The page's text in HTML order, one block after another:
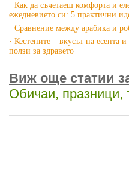
· Как да съчетаеш комфорта и
ежедневието си: 5 практични
· Сравнение между арабика и
· Кестените – вкусът на есента
ползи за здравето
Виж още статии
Обичаи, празници,